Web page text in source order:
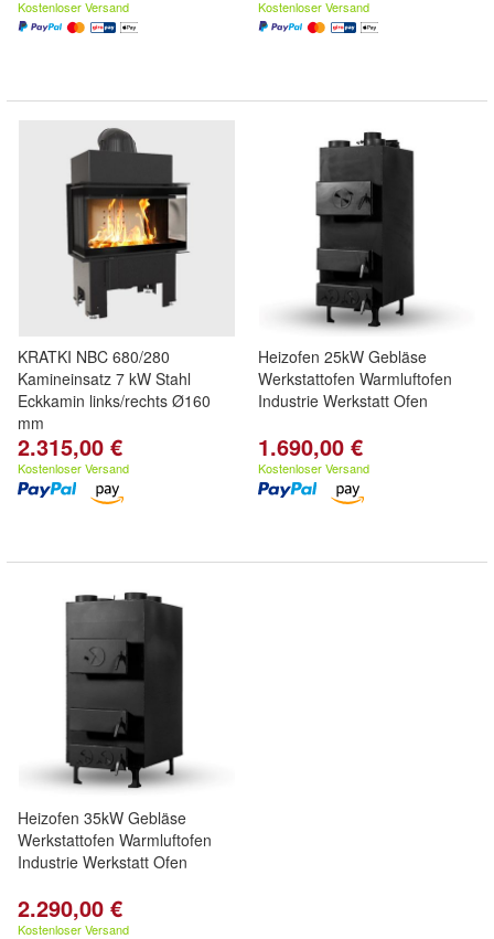
Kostenloser Versand Kostenloser Versand
KRATKI NBC 680/280
Kamineinsatz 7 kW Stahl
Eckkamin links/rechts Ø160
mm
2.315,00 €
Kostenloser Versand
Heizofen 25kW Gebläse
Werkstattofen Warmluftofen
Industrie Werkstatt Ofen
1.690,00 €
Kostenloser Versand
Heizofen 35kW Gebläse
Werkstattofen Warmluftofen
Industrie Werkstatt Ofen
2.290,00 €
Kostenloser Versand